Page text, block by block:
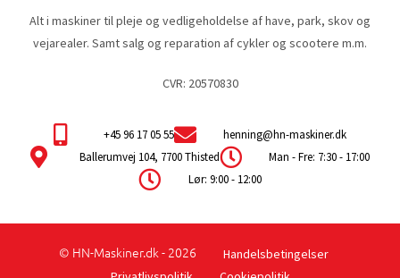
Alt i maskiner til pleje og vedligeholdelse af have, park, skov og
vejarealer. Samt salg og reparation af cykler og scootere m.m.
CVR: 20570830
+45 96 17 05 55
henning@hn-maskiner.dk
Ballerumvej 104, 7700 Thisted
Man - Fre: 7:30 - 17:00
Lør: 9:00 - 12:00
© HN-Maskiner.dk - 2026
Handelsbetingelser